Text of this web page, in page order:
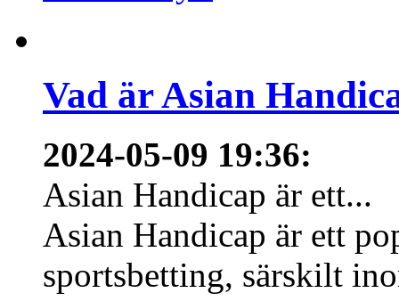
Vad är Asian
2024-05-09 19:36:
Asian Handicap är ett...
Asian Handicap är ett
sportsbetting, särskilt